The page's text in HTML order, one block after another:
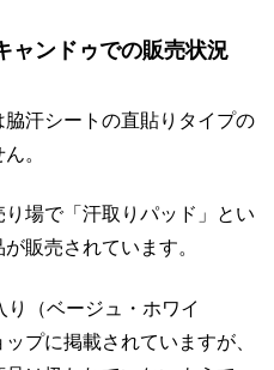
ャンドゥでの販売状況
汗シートの直貼りタイプの
。
場で「汗取りパッド」とい
販売されています。
（ベージュ・ホワイ
プに掲載されていますが、